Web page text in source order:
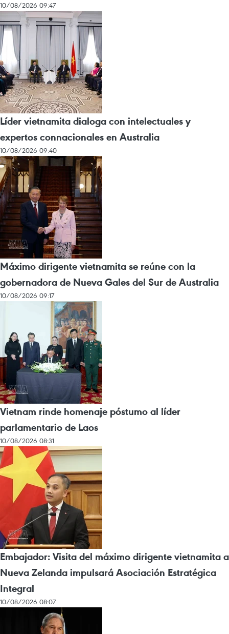
10/08/2026 09:47
Líder vietnamita dialoga con intelectuales y
expertos connacionales en Australia
10/08/2026 09:40
Máximo dirigente vietnamita se reúne con la
gobernadora de Nueva Gales del Sur de Australia
10/08/2026 09:17
Vietnam rinde homenaje póstumo al líder
parlamentario de Laos
10/08/2026 08:31
Embajador: Visita del máximo dirigente vietnamita a
Nueva Zelanda impulsará Asociación Estratégica
Integral
10/08/2026 08:07